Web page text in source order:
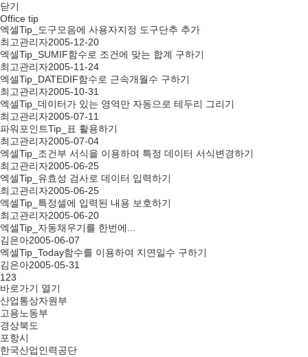
닫기
Office tip
엑셀Tip_도구모음에 사용자지정 도구단추 추가
최고관리자2005-12-20
엑셀Tip_SUMIF함수로 조건에 맞는 합계 구하기
최고관리자2005-11-24
엑셀Tip_DATEDIF함수로 근속개월수 구하기
최고관리자2005-10-31
엑셀Tip_데이터가 있는 영역만 자동으로 테두리 그리기
최고관리자2005-07-11
파워포인트Tip_표 활용하기
최고관리자2005-07-04
엑셀Tip_조건부 서식을 이용하여 특정 데이터 서식변경하기
최고관리자2005-06-25
엑셀Tip_유효성 검사로 데이터 입력하기
최고관리자2005-06-25
엑셀Tip_특정셀에 입력된 내용 보호하기
최고관리자2005-06-20
엑셀Tip_자동채우기를 한번에...
김은아2005-06-07
엑셀Tip_Today함수를 이용하여 지연일수 구하기
김은아2005-05-31
1 23
바로가기 열기
산업통상자원부
고용노동부
경상북도
포항시
한국산업인력공단